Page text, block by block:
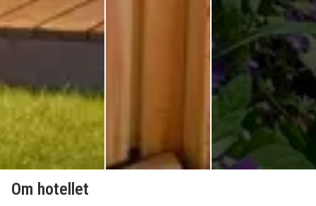
Om hotellet